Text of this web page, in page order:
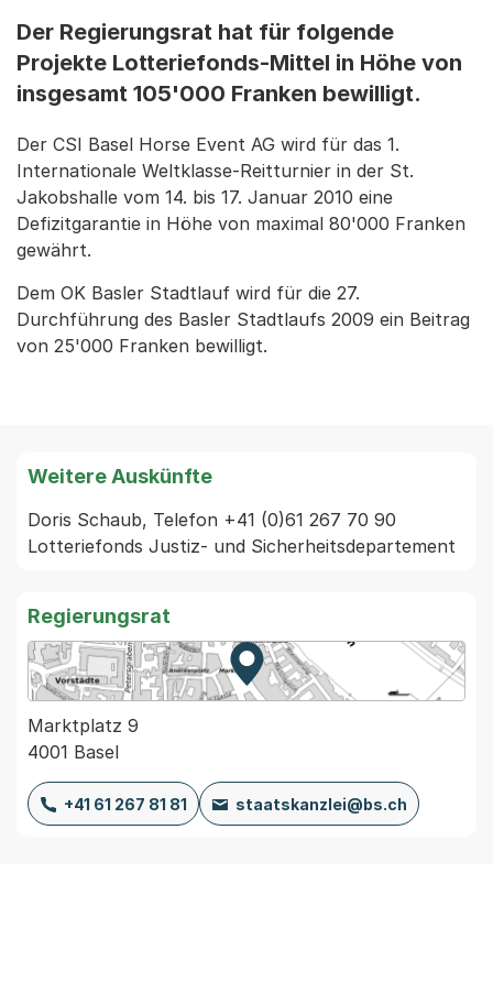
Der Regierungsrat hat für folgende
Projekte Lotteriefonds-Mittel in Höhe von
insgesamt 105'000 Franken bewilligt.
Der CSI Basel Horse Event AG wird für das 1.
Internationale Weltklasse-Reitturnier in der St.
Jakobshalle vom 14. bis 17. Januar 2010 eine
Defizitgarantie in Höhe von maximal 80'000 Franken
gewährt.
Dem OK Basler Stadtlauf wird für die 27.
Durchführung des Basler Stadtlaufs 2009 ein Beitrag
von 25'000 Franken bewilligt.
Weitere Auskünfte
Doris Schaub, Telefon +41 (0)61 267 70 90
Lotteriefonds Justiz- und Sicherheitsdepartement
Regierungsrat
Zur Karte von MapBS.
Externer Link, wird in einem
Marktplatz 9
4001 Basel
+41 61 267 81 81 staatskanzlei@bs.ch